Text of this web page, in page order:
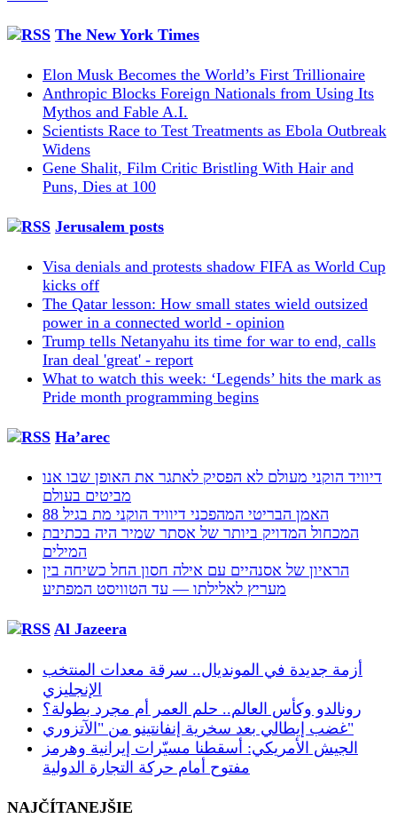
The New York Times
Elon Musk Becomes the World’s First Trillionaire
Anthropic Blocks Foreign Nationals from Using Its
Mythos and Fable A.I.
Scientists Race to Test Treatments as Ebola Outbreak
Widens
Gene Shalit, Film Critic Bristling With Hair and
Puns, Dies at 100
Jerusalem posts
Visa denials and protests shadow FIFA as World Cup
kicks off
The Qatar lesson: How small states wield outsized
power in a connected world - opinion
Trump tells Netanyahu its time for war to end, calls
Iran deal 'great' - report
What to watch this week: ‘Legends’ hits the mark as
Pride month programming begins
Ha’arec
דיוויד הוקני מעולם לא הפסיק לאתגר את האופן שבו אנו
מביטים בעולם
האמן הבריטי המהפכני דיוויד הוקני מת בגיל 88
המכחול המדויק ביותר של אסתר שמיר היה בכתיבת
המילים
הראיון של אסנהיים עם אילה חסון החל כשיחה בין
מעריץ לאלילתו — עד הטוויסט המפתיע
Al Jazeera
أزمة جديدة في المونديال.. سرقة معدات المنتخب
الإنجليزي
رونالدو وكأس العالم.. حلم العمر أم مجرد بطولة؟
غضب إيطالي بعد سخرية إنفانتينو من "الآتزوري"
الجيش الأمريكي: أسقطنا مسيّرات إيرانية وهرمز
مفتوح أمام حركة التجارة الدولية
NAJČÍTANEJŠIE